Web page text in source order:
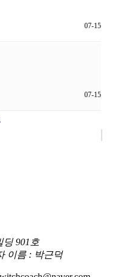
07-15
07-15
딩 901호
이름 : 박근덕